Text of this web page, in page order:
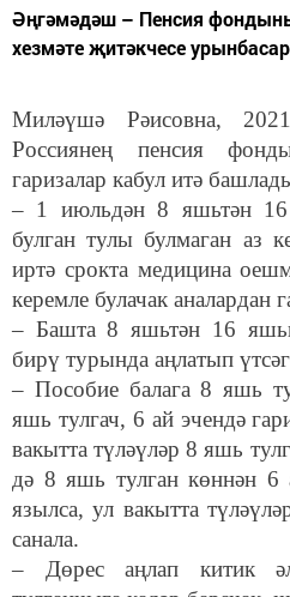
Әңгәмәдәш – Пенсия
хезмәте җитәкчесе
Миләүшә Рәисовна,
Россиянең пенсия
гаризалар кабул итә
– 1 июльдән 8 яшьтән 16
булган тулы булмаган аз
иртә срокта медицина
керемле булачак аналардан
– Башта 8 яшьтән 16
бирү турында аңлатып
– Пособие балага 8 яшь
яшь тулгач, 6 ай эчендә
вакытта түләүләр 8 яшь
дә 8 яшь тулган көннән 6
язылса, ул вакытта
санала.
– Дөрес аңлап китик